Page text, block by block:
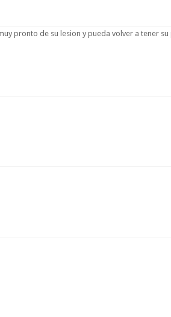
pronto de su lesion y pueda volver a tener